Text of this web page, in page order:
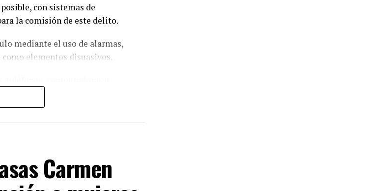
con sistemas de
la comisión de este delito.
mediante el uso de alarmas,
elementos disuasivos.
el robo o los llamados
vehículo o periodos
de geolocalización
Carmen